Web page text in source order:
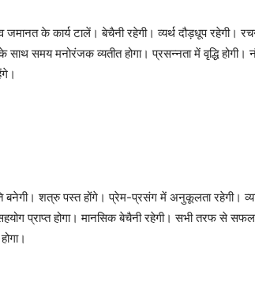
के कार्य टालें। बेचैनी रहेगी। व्यर्थ दौड़धूप रहेगी।
साथ समय मनोरंजक व्यतीत होगा। प्रसन्नता में वृद्धि होगी।
बनेगी। शत्रु पस्त होंगे। प्रेम-प्रसंग में अनुकूलता रहेगी।
प्राप्त होगा। मानसिक बेचैनी रहेगी। सभी तरफ से